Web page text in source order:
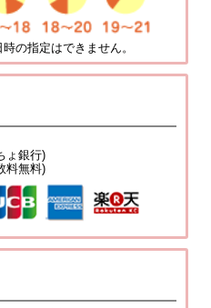
の指定はできません。
ょ銀行)
料無料)